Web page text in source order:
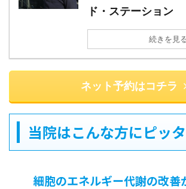
ド・ステーション
続きを見
ネット予約はコチラ
当院はこんな方にピッ
細胞のエネルギー代謝の改善